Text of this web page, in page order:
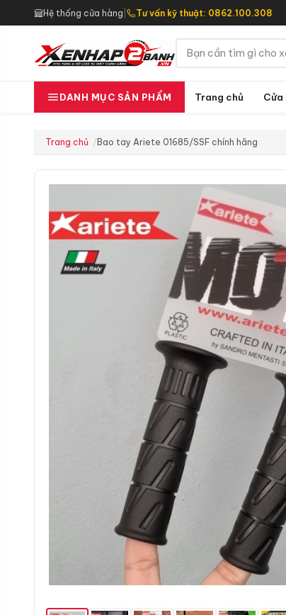
Hệ thống cửa hàng Tư vấn kỹ thuật: 0862.100.308
DANH MỤC SẢN PHẨM Trang chủ Cửa
Trang chủ Bao tay Ariete 01685/SSF chính hãng